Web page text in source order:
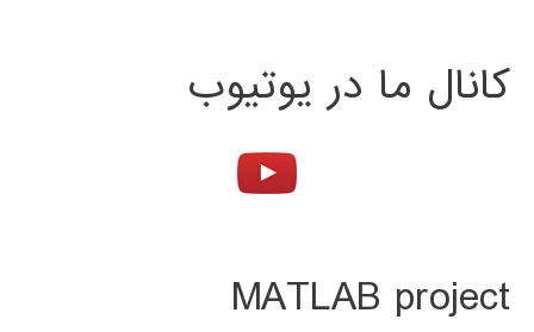
کانال ما در یوتیوب
MATLAB project